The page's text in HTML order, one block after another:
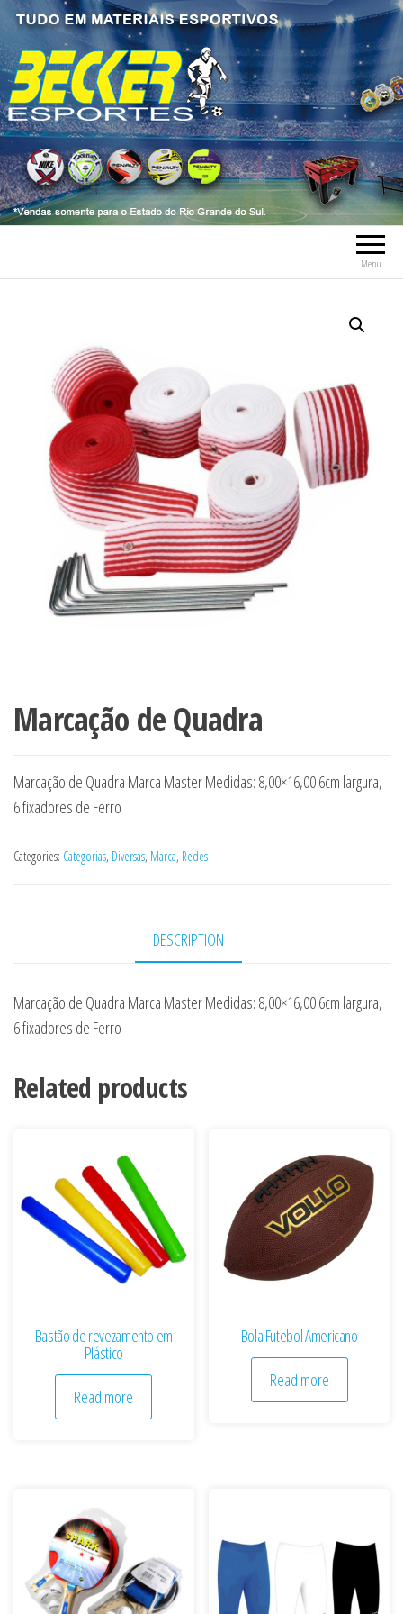
Becker Esportes
Tudo em Material Esportivo tais como
bolas, meia, troféus, chuteiras, tênis, tênis
futsal, material esportivo, caneleiras,
tornozeleiras, fardamentos.
Menu
Marcação de Quadra
Marcação de Quadra Marca Master Medidas: 8,00×16,00 6cm largura,
6 fixadores de Ferro
Categories: Categorias, Diversas, Marca, Redes
DESCRIPTION
Marcação de Quadra Marca Master Medidas: 8,00×16,00 6cm largura,
6 fixadores de Ferro
Related products
Bastão de revezamento em
Plástico
Read more
Bola Futebol Americano
Read more